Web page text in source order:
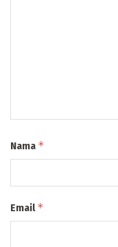
Nama *
Email*